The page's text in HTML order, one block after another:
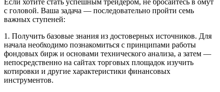
Если хотите стать успешным трейдером, не бросайтесь в омут
с головой. Ваша задача — последовательно пройти семь
важных ступеней:
1. Получить базовые знания из достоверных источников. Для
начала необходимо познакомиться с принципами работы
фондовых бирж и основами технического анализа, а затем —
непосредственно на сайтах торговых площадок изучить
котировки и другие характеристики финансовых
инструментов.